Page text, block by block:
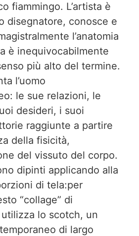
fiammingo. L’artista è
disegnatore, conosce e
l’anatomia
è inequivocabilmente
più alto del termine.
l’uomo
le sue relazioni, le
desideri, i suoi
raggiunte a partire
della fisicità,
del vissuto del corpo.
dipinti applicando alla
di tela:per
“collage” di
lo scotch, un
di largo